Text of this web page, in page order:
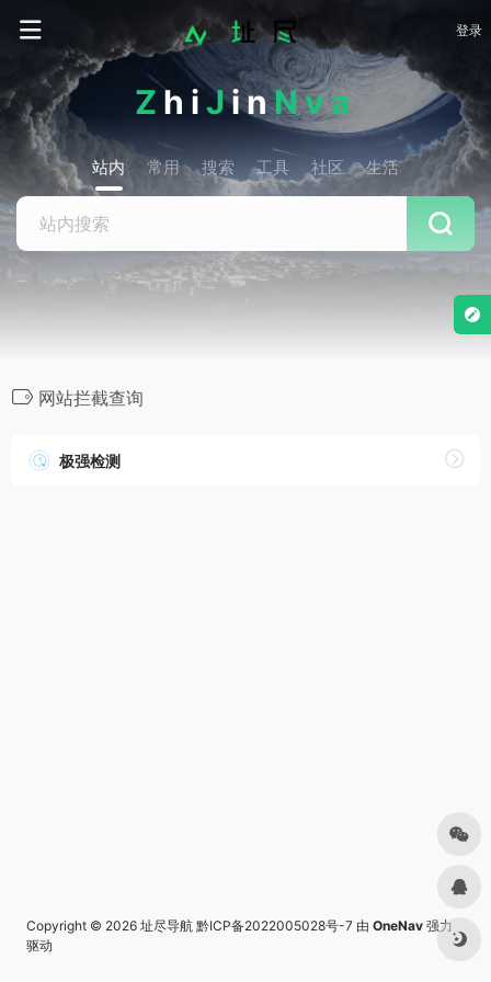
登录
ZhiJinNva
站内 常用 搜索 工具 社区 生活
网站拦截查询
极强检测
Copyright © 2026 址尽导航 黔ICP备2022005028号-7 由 OneNav 强力
驱动